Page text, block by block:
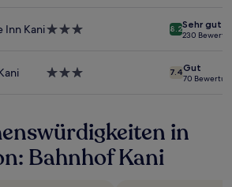
Inn Kani3.0-
8.2Sehr gut
230
3.0-
7.4Gut
70
in
Bahnhof Kani